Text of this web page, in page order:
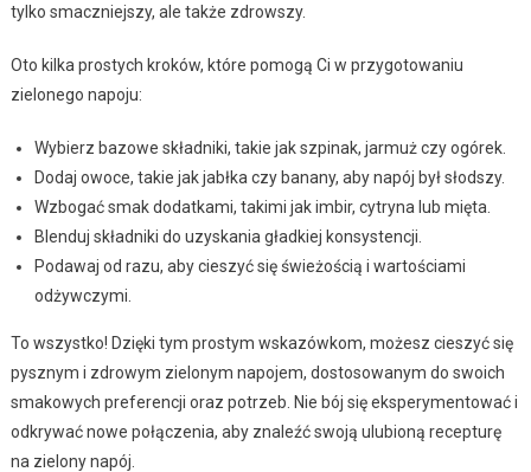
tylko smaczniejszy, ale także zdrowszy.
Oto kilka prostych kroków, które pomogą Ci w przygotowaniu
zielonego napoju:
Wybierz bazowe składniki, takie jak szpinak, jarmuż czy ogórek.
Dodaj owoce, takie jak jabłka czy banany, aby napój był słodszy.
Wzbogać smak dodatkami, takimi jak imbir, cytryna lub mięta.
Blenduj składniki do uzyskania gładkiej konsystencji.
Podawaj od razu, aby cieszyć się świeżością i wartościami
odżywczymi.
To wszystko! Dzięki tym prostym wskazówkom, możesz cieszyć się
pysznym i zdrowym zielonym napojem, dostosowanym do swoich
smakowych preferencji oraz potrzeb. Nie bój się eksperymentować i
odkrywać nowe połączenia, aby znaleźć swoją ulubioną recepturę
na zielony napój.